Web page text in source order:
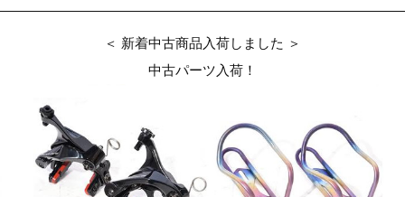
＜ 新着中古商品入荷しました ＞
中古パーツ入荷！